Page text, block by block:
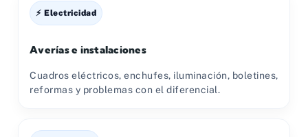
⚡ Electricidad
Averías e instalaciones
Cuadros eléctricos, enchufes, iluminación, boletines,
reformas y problemas con el diferencial.